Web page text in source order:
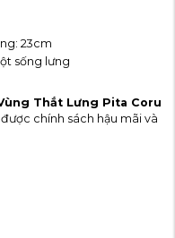
23cm
sống lưng
Thắt Lưng Pita Coru
chính sách hậu mãi và